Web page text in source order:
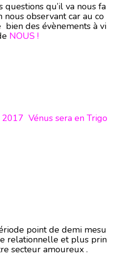
questions qu’il va nous fa
observant car au co
des évènements à vi
NOUS !
Vénus sera en Trigo
point de demi mesu
relationnelle et plus prin
secteur amoureux .